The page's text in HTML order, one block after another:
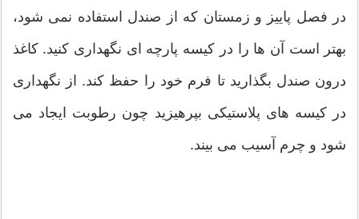
در فصل پاییز و زمستان که از صندل استفاده نمی شود،
بهتر است آن ها را در کیسه پارچه ای نگهداری کنید. کاغذ
درون صندل بگذارید تا فرم خود را حفظ کند. از نگهداری
در کیسه های پلاستیکی بپرهیزید چون رطوبت ایجاد می
شود و چرم آسیب می بیند.